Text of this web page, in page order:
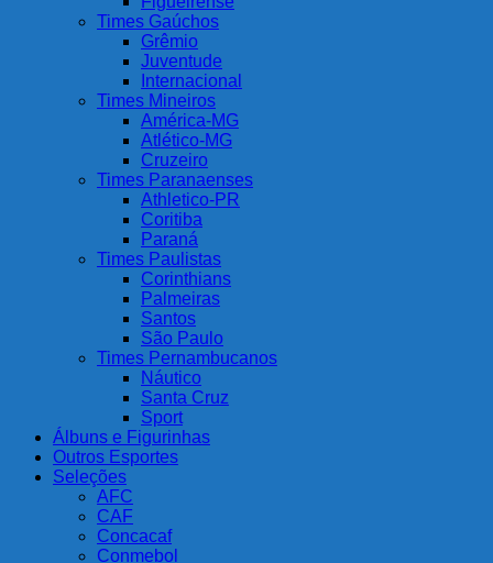
Times Gaúchos
Grêmio
Juventude
Internacional
Times Mineiros
América-MG
Atlético-MG
Cruzeiro
Times Paranaenses
Athletico-PR
Coritiba
Paraná
Times Paulistas
Corinthians
Palmeiras
Santos
São Paulo
Times Pernambucanos
Náutico
Santa Cruz
Sport
Álbuns e Figurinhas
Outros Esportes
Seleções
AFC
CAF
Concacaf
Conmebol